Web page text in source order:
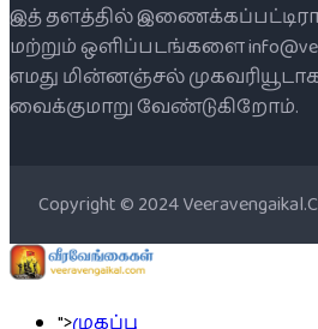
இத் தளத்தில்
மற்றும் ஒளிப்படங்களை
எமது மின்னஞ்சல்
வைக்குமாறு வேண்டுகிறோம்.
Copyright © 2024